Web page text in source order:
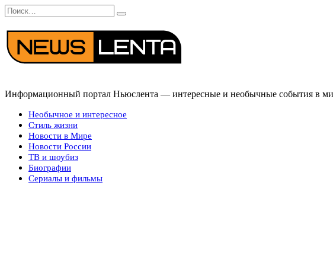
Перейти
к
содержанию
Search
for:
Информационный портал Ньюслента — интересные и необычные события в
Необычное и интересное
Стиль жизни
Новости в Мире
Новости России
ТВ и шоубиз
Биографии
Сериалы и фильмы